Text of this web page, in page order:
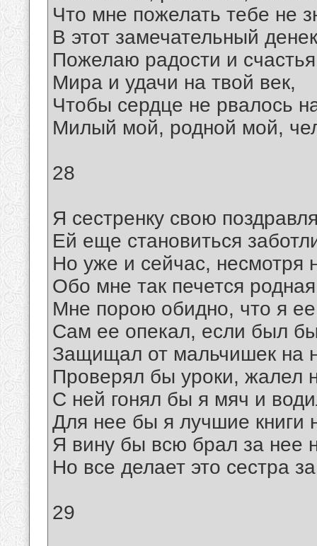
Что мне пожелать тебе не
В этот замечательный
Пожелаю радости и
Мира и удачи на твой век,
Чтобы сердце не рвалось
Милый мой, родной мой,
28
Я сестренку свою
Ей еще становиться
Но уже и сейчас, несмотря
Обо мне так печется
Мне порою обидно, что я
Сам ее опекал, если был
Защищал от мальчишек на
Проверял бы уроки, жалел
С ней гонял бы я мяч и
Для нее бы я лучшие книги
Я вину бы всю брал за нее
Но все делает это сестра
29